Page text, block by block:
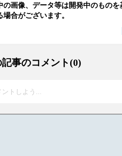
の画像、データ等は開発中のもの
場合がございます。
記事のコメント(0)
ントしよう...